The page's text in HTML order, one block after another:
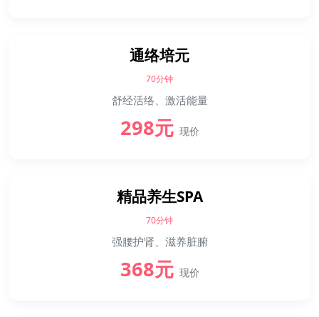
通络培元
70分钟
舒经活络、激活能量
298元 现价
精品养生SPA
70分钟
强腰护肾、滋养脏腑
368元 现价